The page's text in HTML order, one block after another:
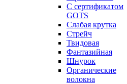
С сертификатом
GOTS
Слабая крутка
Стрейч
Твидовая
Фантазийная
Шнурок
Органические
волокна